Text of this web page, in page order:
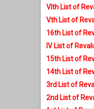
VIth List of
Vth List of
16th List of
IV List of
15th List of
14th List of
3rd List of
2nd List of